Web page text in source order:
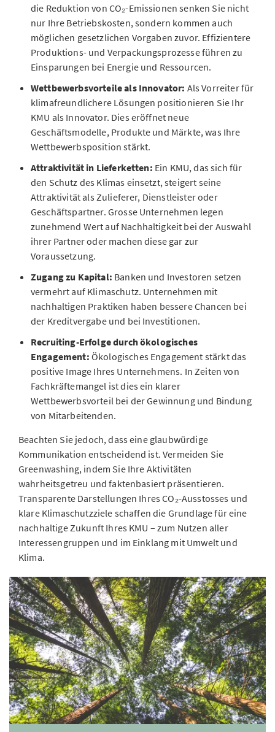
die Reduktion von CO₂-Emissionen senken Sie nicht
nur Ihre Betriebskosten, sondern kommen auch
möglichen gesetzlichen Vorgaben zuvor. Effizientere
Produktions- und Verpackungsprozesse führen zu
Einsparungen bei Energie und Ressourcen.
Wettbewerbsvorteile als Innovator: Als Vorreiter für
klimafreundlichere Lösungen positionieren Sie Ihr
KMU als Innovator. Dies eröffnet neue
Geschäftsmodelle, Produkte und Märkte, was Ihre
Wettbewerbsposition stärkt.
Attraktivität in Lieferketten: Ein KMU, das sich für
den Schutz des Klimas einsetzt, steigert seine
Attraktivität als Zulieferer, Dienstleister oder
Geschäftspartner. Grosse Unternehmen legen
zunehmend Wert auf Nachhaltigkeit bei der Auswahl
ihrer Partner oder machen diese gar zur
Voraussetzung.
Zugang zu Kapital: Banken und Investoren setzen
vermehrt auf Klimaschutz. Unternehmen mit
nachhaltigen Praktiken haben bessere Chancen bei
der Kreditvergabe und bei Investitionen.
Recruiting-Erfolge durch ökologisches
Engagement: Ökologisches Engagement stärkt das
positive Image Ihres Unternehmens. In Zeiten von
Fachkräftemangel ist dies ein klarer
Wettbewerbsvorteil bei der Gewinnung und Bindung
von Mitarbeitenden.
Beachten Sie jedoch, dass eine glaubwürdige
Kommunikation entscheidend ist. Vermeiden Sie
Greenwashing, indem Sie Ihre Aktivitäten
wahrheitsgetreu und faktenbasiert präsentieren.
Transparente Darstellungen Ihres CO₂-Ausstosses und
klare Klimaschutzziele schaffen die Grundlage für eine
nachhaltige Zukunft Ihres KMU – zum Nutzen aller
Interessengruppen und im Einklang mit Umwelt und
Klima.